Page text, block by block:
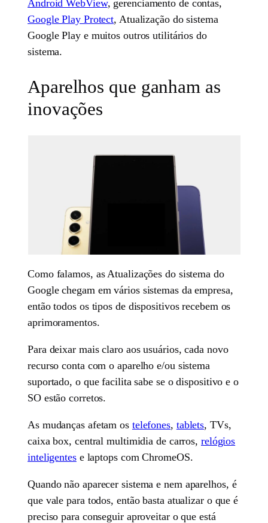
Android WebView, gerenciamento de contas,
Google Play Protect, Atualização do sistema
Google Play e muitos outros utilitários do
sistema.
Aparelhos que ganham as
inovações
Como falamos, as Atualizações do sistema do
Google chegam em vários sistemas da empresa,
então todos os tipos de dispositivos recebem os
aprimoramentos.
Para deixar mais claro aos usuários, cada novo
recurso conta com o aparelho e/ou sistema
suportado, o que facilita sabe se o dispositivo e o
SO estão corretos.
As mudanças afetam os telefones, tablets, TVs,
caixa box, central multimidia de carros, relógios
inteligentese laptops com ChromeOS.
Quando não aparecer sistema e nem aparelhos, é
que vale para todos, então basta atualizar o que é
preciso para conseguir aproveitar o que está